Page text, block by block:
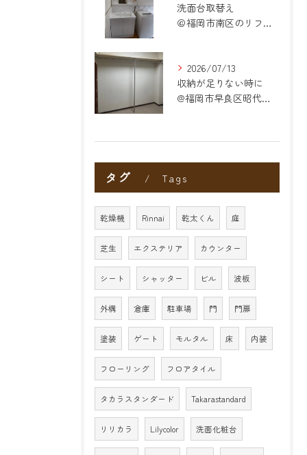
洗面台取替え
＠福岡市南区のリフォーム
2026/07/13
収納が足りない時に
@福岡市早良区昭代のリフォーム
タグ Tags
乾燥機 Rinnai 乾太くん 庭
芝生 エクステリア カウンター
シート シャッター ビル 波板
外構 倉庫 駐車場 門 門扉
塗装 ゲート モルタル 床 内装
フローリング フロアタイル
タカラスタンダード Takarastandard
リリカラ Lilycolor 洗面化粧台